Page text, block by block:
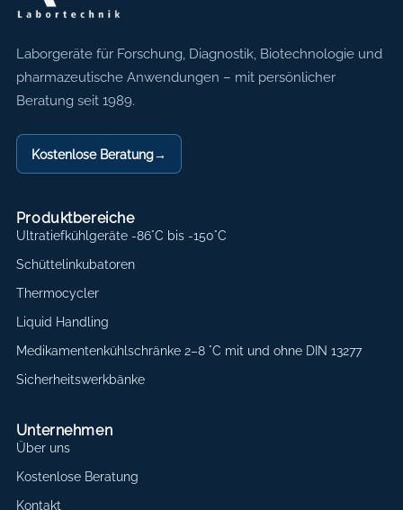
Axon Labortechnik
Laborgeräte für Forschung, Diagnostik, Biotechnologie und
pharmazeutische Anwendungen – mit persönlicher
Beratung seit 1989.
Kostenlose Beratung→
Produktbereiche
Ultratiefkühlgeräte -86°C bis -150°C
Schüttelinkubatoren
Thermocycler
Liquid Handling
Medikamentenkühlschränke 2–8 °C mit und ohne DIN 13277
Sicherheitswerkbänke
Unternehmen
Über uns
Kostenlose Beratung
Kontakt